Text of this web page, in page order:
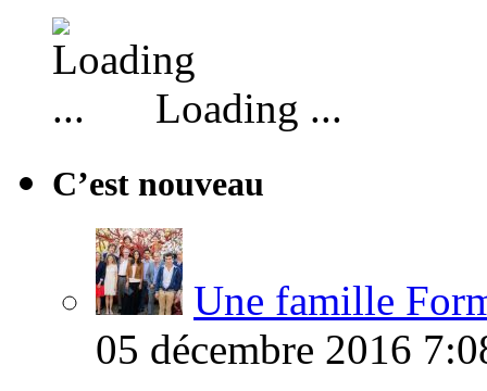
Loading ...
C’est nouveau
Une famille
05 décembre 2016